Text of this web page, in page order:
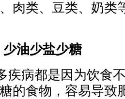
肉类、豆类、奶类
少油少盐少糖
疾病都是因为饮食
的食物，容易导致